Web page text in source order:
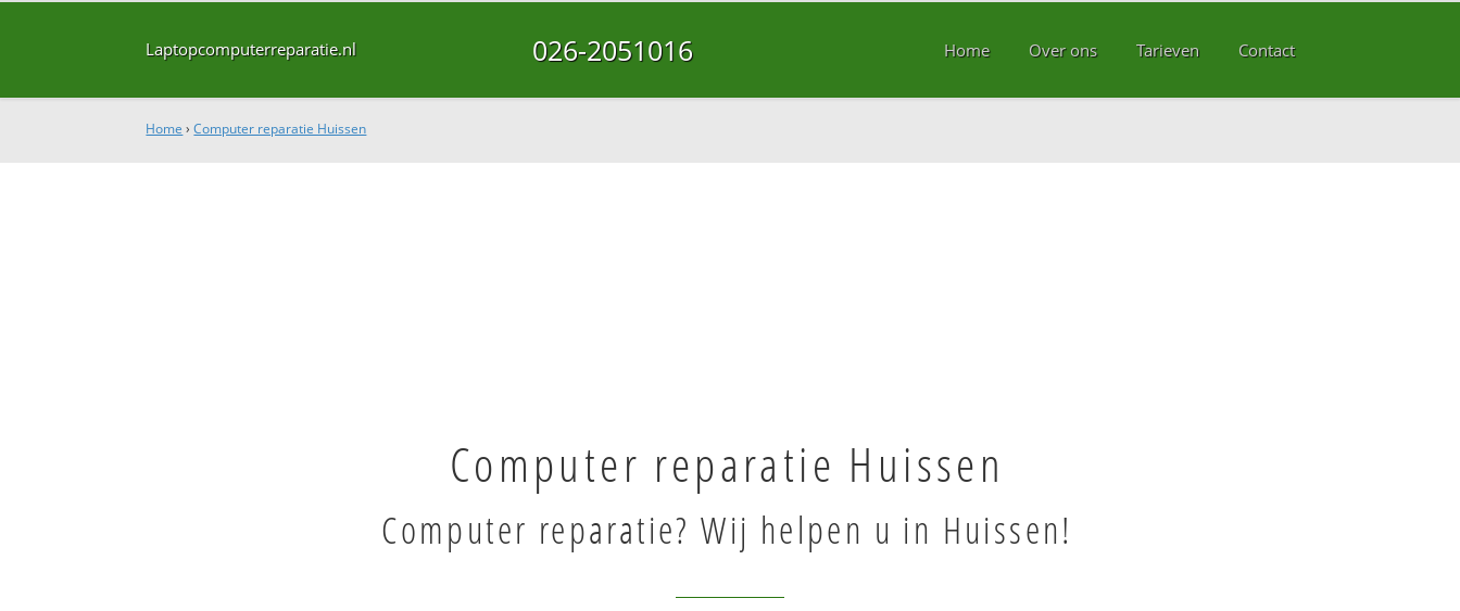
Laptopcomputerreparatie.nl 026-2051016 Home Over ons Tarieven Contact
Home ›Computer reparatie Huissen
Computer reparatie Huissen
Computer reparatie? Wij helpen u in Huissen!